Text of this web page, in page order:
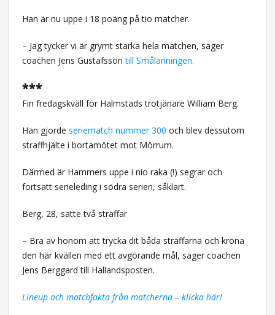
Han är nu uppe i 18 poäng på tio matcher.
– Jag tycker vi är grymt starka hela matchen, säger
coachen Jens Gustafssontill Smålänningen.
***
Fin fredagskväll för Halmstads trotjänare William Berg.
Han gjorde seriematch nummer 300 och blev dessutom
straffhjälte i bortamötet mot Mörrum.
Därmed är Hammers uppe i nio raka (!) segrar och
fortsatt serieleding i södra serien, såklart.
Berg, 28, satte två straffar
– Bra av honom att trycka dit båda straffarna och kröna
den här kvällen med ett avgörande mål, säger coachen
Jens Berggard till Hallandsposten.
Lineup och matchfakta från matcherna – klicka här!